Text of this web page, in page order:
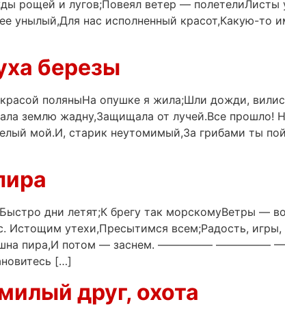
рощей и лугов;Повеял ветер —
нас исполненный красот,Какую-то
березы
поляныНа опушке я жила;Шли дожди,
землю жадну,Защищала от лучей.Все прошло!
мой.И, старик неутомимый,За грибами ты
дни летят;К брегу так морскомуВетры —
Истощим утехи,Пресытимся всем;Радость,
пира,И потом — заснем. ————— —————
[…]
друг, охота